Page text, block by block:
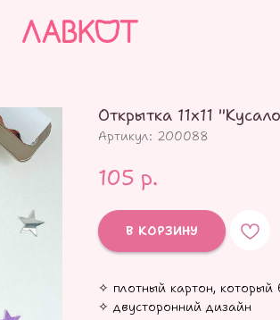
Открытка 11х11
Артикул: 200088
105 р.
В КОРЗИНУ
✧ плотный картон, который
✧ двусторонний дизайн